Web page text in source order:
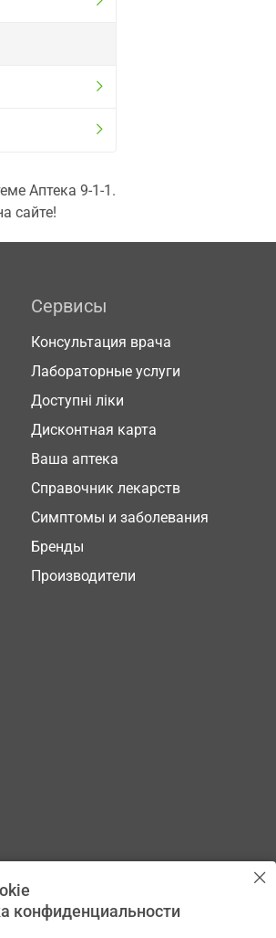
Аптека 9-1-1.
сайте!
Сервисы
Консультация врача
Лабораторные услуги
Доступні ліки
Дисконтная карта
Ваша аптека
Справочник лекарств
Симптомы и заболевания
Бренды
Производители
конфиденциальности